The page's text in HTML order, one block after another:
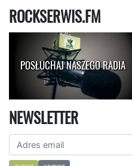
ROCKSERWIS.FM
POSŁUCHAJ NASZEGO RADIA
NEWSLETTER